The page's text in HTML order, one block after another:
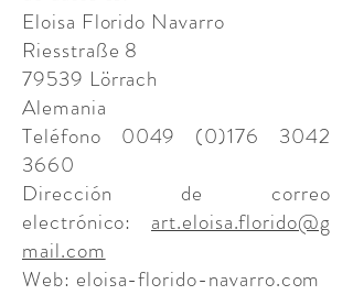
Eloisa Florido Navarro
Riesstraße 8
79539 Lörrach
Alemania
Teléfono 0049 (0)176 3042
3660
Dirección de correo
electrónico: art.eloisa.florido@g
mail.com
Web: eloisa-florido-navarro.com